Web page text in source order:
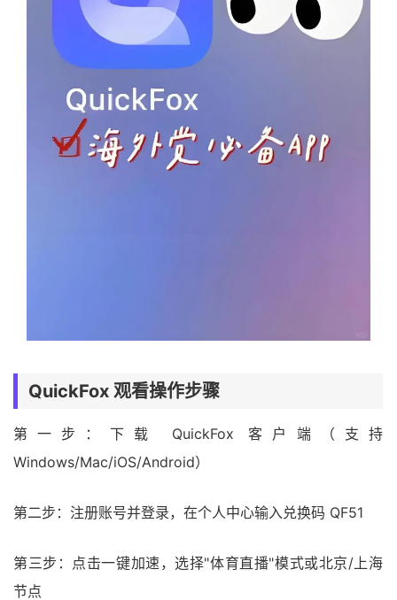
QuickFox 观看操作步骤
第一步：下载 QuickFox 客户端（支持
Windows/Mac/iOS/Android）
第二步：注册账号并登录，在个人中心输入兑换码 QF51
第三步：点击一键加速，选择"体育直播"模式或北京/上海
节点